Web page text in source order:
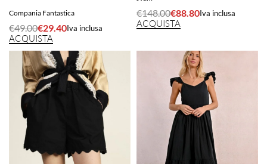
Compania Fantastica
€49.00€29.40Iva inclusa
ACQUISTA
€148.00€88.80Iva inclusa
ACQUISTA